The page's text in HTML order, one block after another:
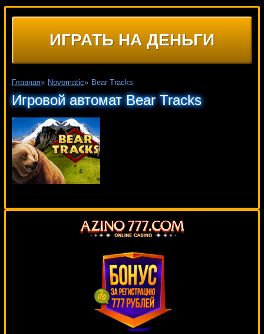
ИГРАТЬ НА ДЕНЬГИ
Главная» Novomatic» Bear Tracks
Игровой автомат Bear Tracks